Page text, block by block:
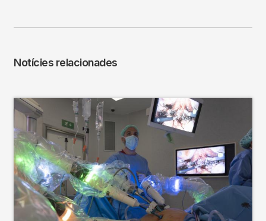
Notícies relacionades